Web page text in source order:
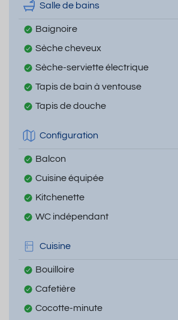
Salle de bains
Baignoire
Sèche cheveux
Sèche-serviette électrique
Tapis de bain à ventouse
Tapis de douche
Configuration
Balcon
Cuisine équipée
Kitchenette
WC indépendant
Cuisine
Bouilloire
Cafetière
Cocotte-minute